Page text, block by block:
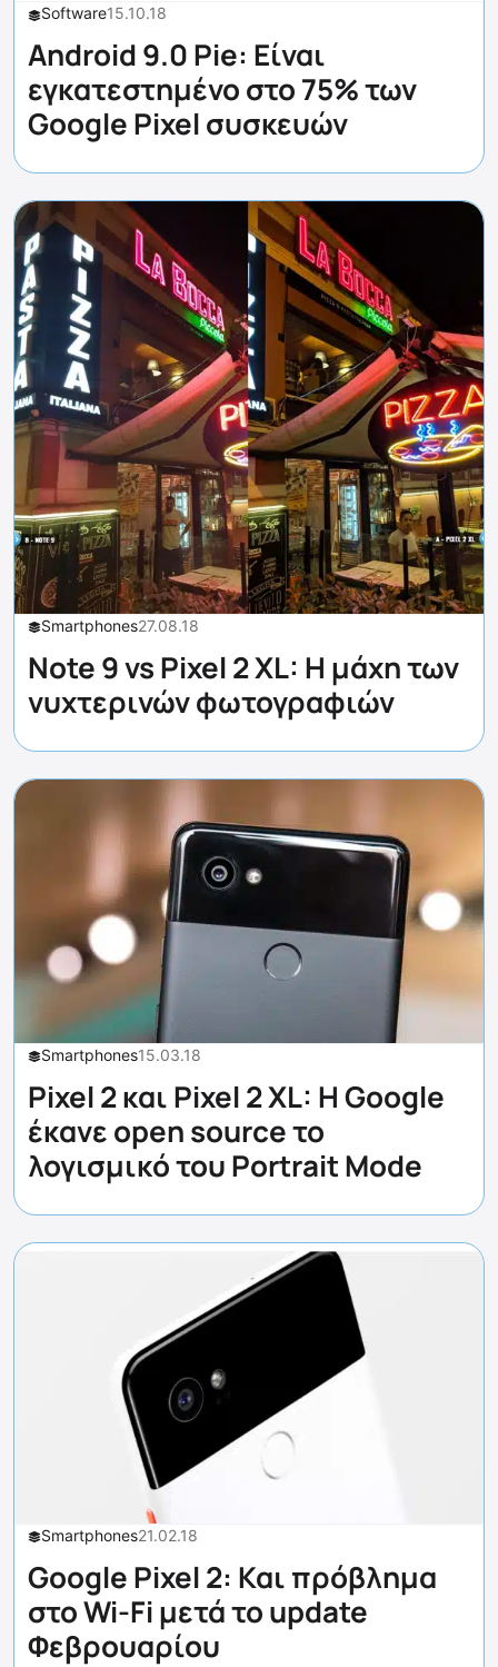
Software15.10.18
Android 9.0 Pie: Είναι
εγκατεστημένο στο 75% των
Google Pixel συσκευών
Smartphones27.08.18
Note 9 vs Pixel 2 XL: Η μάχη των
νυχτερινών φωτογραφιών
Smartphones15.03.18
Pixel 2 και Pixel 2 XL: Η Google
έκανε open source το
λογισμικό του Portrait Mode
Smartphones21.02.18
Google Pixel 2: Και πρόβλημα
στο Wi-Fi μετά το update
Φεβρουαρίου